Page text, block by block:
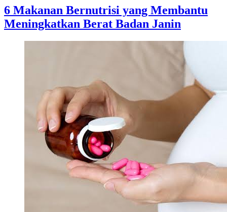
6 Makanan Bernutrisi yang Membantu
Meningkatkan Berat Badan Janin